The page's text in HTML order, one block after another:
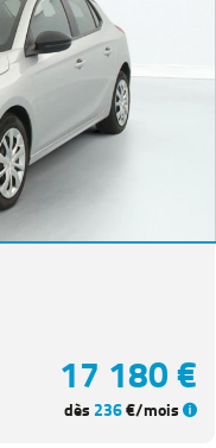
17 180 €
dès 236€/mois